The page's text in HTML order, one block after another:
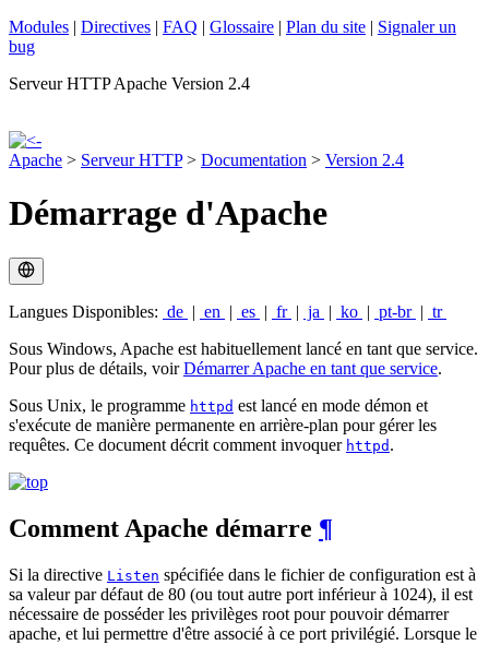
Modules | Directives | FAQ | Glossaire | Plan du site | Signaler un
bug
Serveur HTTP Apache Version 2.4
Apache > Serveur HTTP> Documentation > Version 2.4
Démarrage d'Apache
Langues Disponibles: de | en | es | fr | ja | ko | pt-br | tr
Sous Windows, Apache est habituellement lancé en tant que service.
Pour plus de détails, voirDémarrer Apache en tant que service.
Sous Unix, le programme httpd est lancé en mode démon et
s'exécute de manière permanente en arrière-plan pour gérer les
requêtes. Ce document décrit comment invoquer httpd .
Comment Apache démarre ¶
Si la directive Listen spécifiée dans le fichier de configuration est à
sa valeur par défaut de 80 (ou tout autre port inférieur à 1024), il est
nécessaire de posséder les privilèges root pour pouvoir démarrer
apache, et lui permettre d'être associé à ce port privilégié. Lorsque le